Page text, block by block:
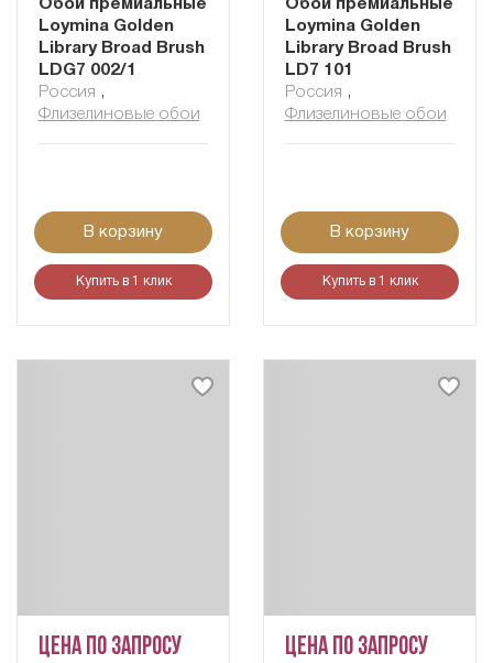
Обои премиальные
Loymina Golden
Library Broad Brush
LDG7 002/1
Россия ,
Флизелиновые обои
В корзину
Купить в 1 клик
Обои премиальные
Loymina Golden
Library Broad Brush
LD7 101
Россия ,
Флизелиновые обои
В корзину
Купить в 1 клик
Цена по запросу Цена по запросу